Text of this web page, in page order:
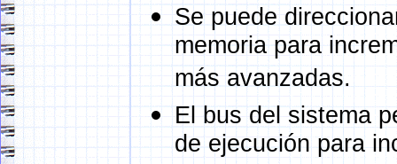
Se puede
memoria para
más avanzadas.
El bus del sistema
de ejecución para